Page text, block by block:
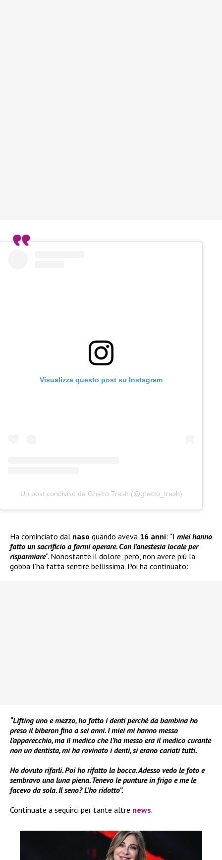
Visualizza questo post su Instagram
Un post condiviso da Ghetto Trash (@ghetto_trash)
Ha cominciato dal naso quando aveva 16 anni: “I miei hanno
fatto un sacrificio a farmi operare. Con l’anestesia locale per
risparmiare“. Nonostante il dolore, però, non avere più la
gobba l’ha fatta sentire bellissima. Poi ha continuato:
“Lifting uno e mezzo, ho fatto i denti perché da bambina ho
preso il biberon fino a sei anni. I miei mi hanno messo
l’apparecchio, ma il medico che l’ha messo era il medico curante
non un dentista, mi ha rovinato i denti, si erano cariati tutti.
Ho dovuto rifarli. Poi ho rifatto la bocca. Adesso vedo le foto e
sembravo una luna piena. Tenevo le punture in frigo e me le
facevo da sola. Il seno? L’ho ridotto”.
Continuate a seguirci per tante altre news.